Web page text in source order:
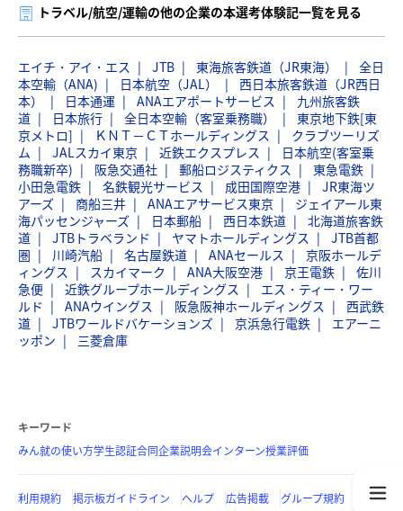
トラベル/航空/運輸の他の企業の本選考体験記一覧を見る
エイチ・アイ・エス JTB 東海旅客鉄道（JR東海）
全日
本空輸（ANA)
日本航空（JAL）
西日本旅客鉄道（JR西日
本）
日本通運 ANAエアポートサービス
九州旅客鉄
道
日本旅行 全日本空輸（客室乗務職）
東京地下鉄[東
京メトロ]
ＫＮＴ－ＣＴホールディングス
クラブツーリズ
ム
JALスカイ東京 近鉄エクスプレス
日本航空(客室乗
務職新卒)
阪急交通社 郵船ロジスティクス
東急電鉄
小田急電鉄
名鉄観光サービス 成田国際空港
JR東海ツ
アーズ
商船三井 ANAエアサービス東京
ジェイアール東
海パッセンジャーズ
日本郵船 西日本鉄道
北海道旅客鉄
道
JTBトラベランド ヤマトホールディングス
JTB首都
圏
川崎汽船 名古屋鉄道 ANAセールス
京阪ホールデ
ィングス
スカイマーク ANA大阪空港 京王電鉄
佐川
急便
近鉄グループホールディングス
エス・ティー・ワー
ルド
ANAウイングス 阪急阪神ホールディングス
西武鉄
道
JTBワールドバケーションズ 京浜急行電鉄
エアーニ
ッポン
三菱倉庫
キーワード
みん就の使い方学生認証合同企業説明会インターン授業評価
利用規約 掲示板ガイドライン ヘルプ 広告掲載
グループ規約